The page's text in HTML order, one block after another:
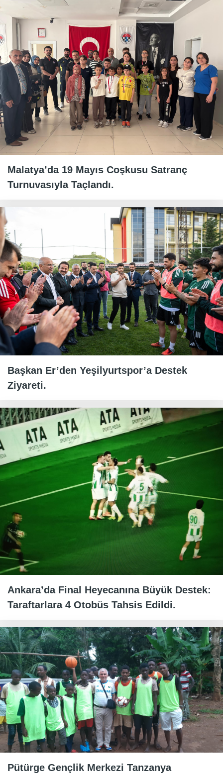
Malatya’da 19 Mayıs Coşkusu Satranç
Turnuvasıyla Taçlandı.
Başkan Er’den Yeşilyurtspor’a Destek
Ziyareti.
Ankara’da Final Heyecanına Büyük Destek:
Taraftarlara 4 Otobüs Tahsis Edildi.
Pütürge Gençlik Merkezi Tanzanya